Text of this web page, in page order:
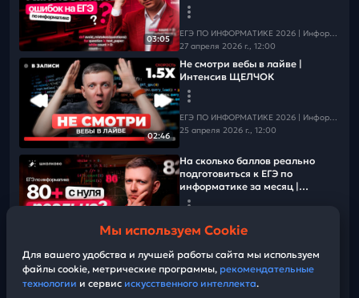
03:05
ЕГЭ ПО ИНФОРМАТИКЕ 2026 | Информатика с БУ
27 апреля 2026 г., 12:00
02:46
Не смотри вебы в лайве |
Интенсив ЩЕЛЧОК
ЕГЭ ПО ИНФОРМАТИКЕ 2026 | Информатика с БУ
25 апреля 2026 г., 12:00
01:52
На сколько баллов реально
подготовиться к ЕГЭ по
информатике за месяц |
Интенсив ЩЕЛЧОК
24 апреля 2026 г., 12:00
Большой плюс ЕГЭ по
информатике | Интенсив
ЩЕЛЧОК
Мы используем Cookie
Для вашего удобства и лучшей работы сайта мы используем
файлы cookie, метрические программы, рекомендательные
технологии и сервис искусственного интеллекта.